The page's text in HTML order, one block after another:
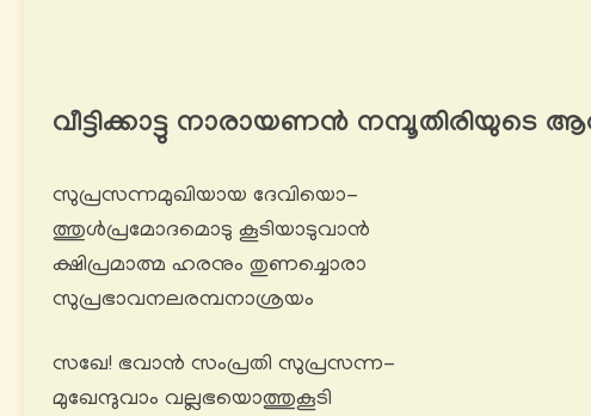
വീട്ടിക്കാട്ടു നാരായണൻ നമ്പൂതിരിയുടെ
സുപ്രസന്നമുഖിയായ ദേവിയൊ-
ത്തുള്‍പ്രമോദമൊടു കൂടിയാടുവാൻ
ക്ഷിപ്രമാത്മ ഹരനും തുണച്ചൊരാ
സുപ്രഭാവനലരമ്പനാശ്രയം
സഖേ! ഭവാൻ സംപ്രതി സുപ്രസന്ന-
മുഖേന്ദുവാം വല്ലഭയൊത്തുകൂടി